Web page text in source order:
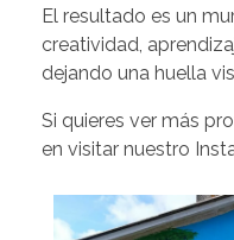
El resultado es un
creatividad,
dejando una huella
Si quieres ver más
en visitar nuestro